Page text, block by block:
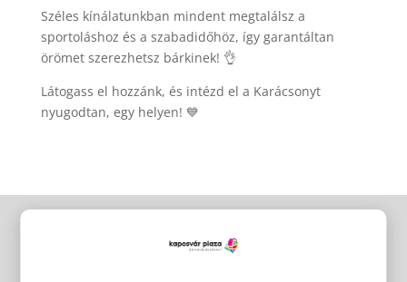
Széles kínálatunkban mindent megtalálsz a
sportoláshoz és a szabadidőhöz, így garantáltan
örömet szerezhetsz bárkinek! 👌
Látogass el hozzánk, és intézd el a Karácsonyt
nyugodtan, egy helyen! 💙